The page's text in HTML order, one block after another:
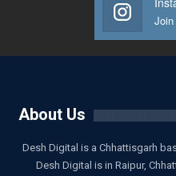
About Us
Desh Digital is a Chhattisgarh
Desh Digital is in Raipur,